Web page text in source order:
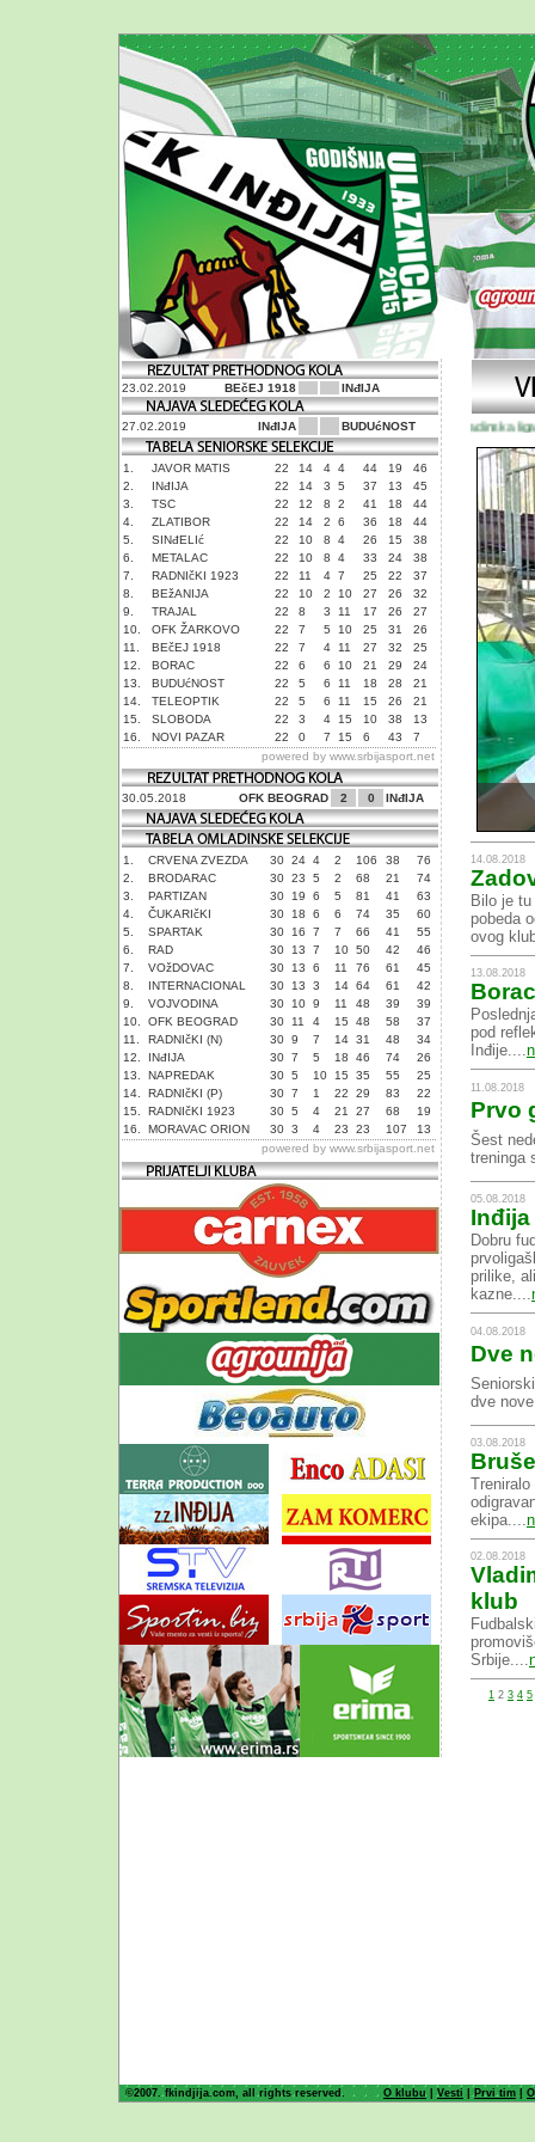
23.02.2019 BEčEJ 1918 INđIJA
27.02.2019 INđIJA BUDUćNOST
1. JAVOR MATIS 22 14 4 4 44 19
46
2.
INđIJA 22 14 3 5 37 13
45
3.
TSC 22 12 8 2 41 18
44
4.
ZLATIBOR 22 14 2 6 36 18
44
5.
SINđELIć 22 10 8 4 26 15
38
6.
METALAC 22 10 8 4 33 24
38
7.
RADNIčKI 1923 22 11 4 7 25 22
37
8.
BEžANIJA 22 10 2 10 27 26
32
9.
TRAJAL 22 8 3 11 17 26
27
10.
OFK ŽARKOVO 22 7 5 10 25 31
26
11.
BEčEJ 1918 22 7 4 11 27 32
25
12.
BORAC 22 6 6 10 21 29
24
13.
BUDUćNOST 22 5 6 11 18 28
21
14.
TELEOPTIK 22 5 6 11 15 26
21
15.
SLOBODA 22 3 4 15 10 38
13
16.
NOVI PAZAR 22 0 7 15 6 43
7
powered by www.srbijasport.net
30.05.2018 OFK BEOGRAD 2 0 INđIJA
1. CRVENA ZVEZDA 30 24 4 2 106 38
76
2.
BRODARAC 30 23 5 2 68 21
74
3.
PARTIZAN 30 19 6 5 81 41
63
4.
ČUKARIčKI 30 18 6 6 74 35
60
5.
SPARTAK 30 16 7 7 66 41
55
6.
RAD 30 13 7 10 50 42
46
7.
VOžDOVAC 30 13 6 11 76 61
45
8.
INTERNACIONAL 30 13 3 14 64 61
42
9.
VOJVODINA 30 10 9 11 48 39
39
10.
OFK BEOGRAD 30 11 4 15 48 58
37
11.
RADNIčKI (N) 30 9 7 14 31 48
34
12.
INđIJA 30 7 5 18 46 74
26
13.
NAPREDAK 30 5 10 15 35 55
25
14.
RADNIčKI (P) 30 7 1 22 29 83
22
15.
RADNIčKI 1923 30 5 4 21 27 68
19
16.
MORAVAC ORION 30 3 4 23 23 107
13
powered by www.srbijasport.net
Omladinska liga
14.08.2018
Bilo je
pobeda
ovog
13.08.2018
pod
Inđije....
11.08.2018
Prvo
Šest
treninga
05.08.2018
Inđija
Dobru
prilike,
kazne....
04.08.2018
Dve
dve
03.08.2018
ekipa....
02.08.2018
klub
Srbije....
1 2 3 4 5
©2007. fkindjija.com, all rights reserved. O klubu |Vesti | Prvi tim |